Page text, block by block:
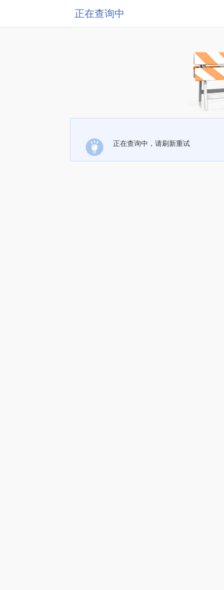
正在查询中
正在查询中，请刷新重试